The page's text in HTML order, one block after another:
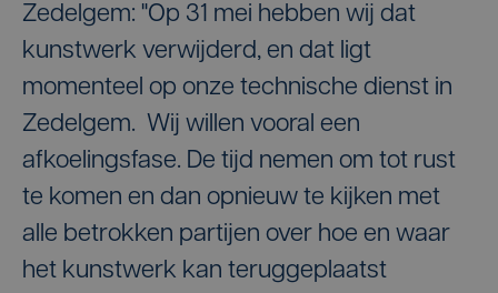
Zedelgem: "Op 31 mei hebben wij dat
kunstwerk verwijderd, en dat ligt
momenteel op onze technische dienst in
Zedelgem. Wij willen vooral een
afkoelingsfase. De tijd nemen om tot rust
te komen en dan opnieuw te kijken met
alle betrokken partijen over hoe en waar
het kunstwerk kan teruggeplaatst